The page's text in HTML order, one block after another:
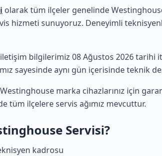
olarak tüm ilçeler genelinde
hizmeti sunuyoruz. Deneyimli
iletişim bilgilerimiz 08 Ağustos 2026 tarihi
sayesinde aynı gün içerisinde teknik
marka cihazlarınız için
tüm ilçelere servis ağımız mevcuttur.
Servisi?
kadrosu